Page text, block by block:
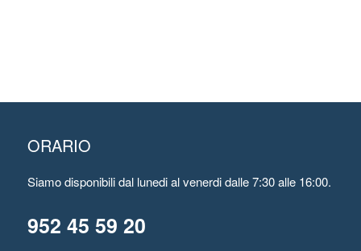
ORARIO
Siamo disponibili dal lunedi al venerdi dalle 7:30 alle 16:00.
952 45 59 20